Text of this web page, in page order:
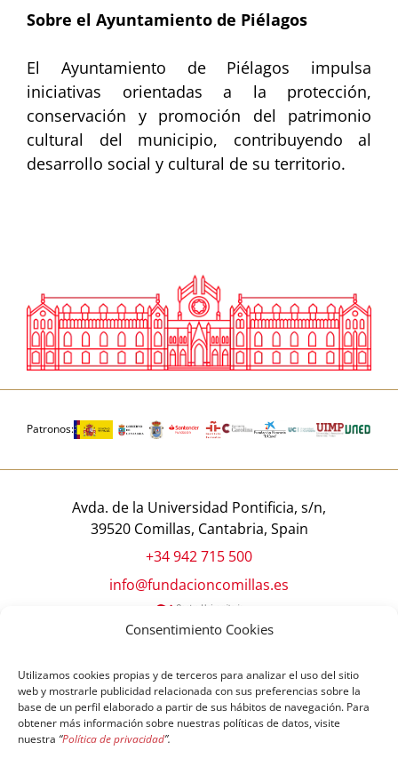
Consentimiento Cookies
Utilizamos cookies propias y de terceros para analizar el uso del sitio
web y mostrarle publicidad relacionada con sus preferencias sobre la
base de un perfil elaborado a partir de sus hábitos de navegación. Para
obtener más información sobre nuestras políticas de datos, visite
nuestra “Política de privacidad”.
Sobre el Ayuntamiento de Piélagos
El Ayuntamiento de Piélagos impulsa
iniciativas orientadas a la protección,
conservación y promoción del patrimonio
cultural del municipio, contribuyendo al
desarrollo social y cultural de su territorio.
Patronos:
Avda. de la Universidad Pontificia, s/n,
39520 Comillas, Cantabria, Spain
+34 942 715 500
info@fundacioncomillas.es